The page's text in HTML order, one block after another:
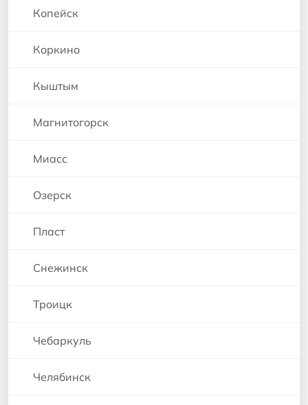
Копейск
Коркино
Кыштым
Магнитогорск
Миасс
Озерск
Пласт
Снежинск
Троицк
Чебаркуль
Челябинск